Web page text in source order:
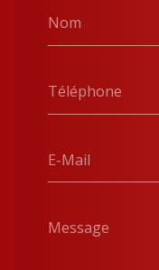
Nom
Téléphone
E-Mail
Message